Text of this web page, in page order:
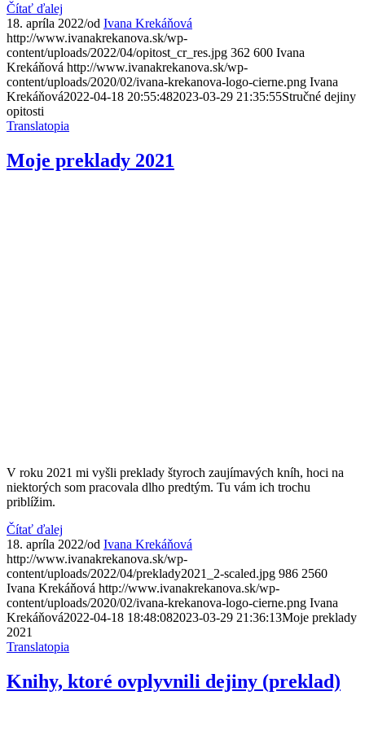
Čítať ďalej
18. apríla 2022/od Ivana Krekáňová
http://www.ivanakrekanova.sk/wp-
content/uploads/2022/04/opitost_cr_res.jpg 362 600 Ivana
Krekáňová http://www.ivanakrekanova.sk/wp-
content/uploads/2020/02/ivana-krekanova-logo-cierne.png Ivana
Krekáňová2022-04-18 20:55:482023-03-29 21:35:55Stručné dejiny
opitosti
Translatopia
Moje preklady 2021
V roku 2021 mi vyšli preklady štyroch zaujímavých kníh, hoci na
niektorých som pracovala dlho predtým. Tu vám ich trochu
priblížim.
Čítať ďalej
18. apríla 2022/od Ivana Krekáňová
http://www.ivanakrekanova.sk/wp-
content/uploads/2022/04/preklady2021_2-scaled.jpg 986 2560
Ivana Krekáňová http://www.ivanakrekanova.sk/wp-
content/uploads/2020/02/ivana-krekanova-logo-cierne.png Ivana
Krekáňová2022-04-18 18:48:082023-03-29 21:36:13Moje preklady
2021
Translatopia
Knihy, ktoré ovplyvnili dejiny (preklad)